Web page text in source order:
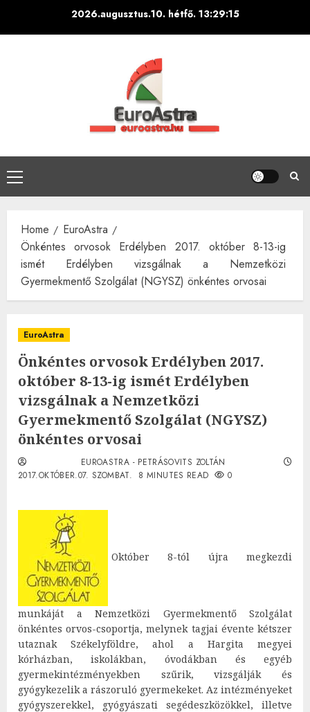
2026.augusztus.10. hétfő. 13:29:16
Primary
Menu
Home
EuroAstra
Önkéntes orvosok Erdélyben 2017. október 8-13-ig
ismét Erdélyben vizsgálnak a Nemzetközi
Gyermekmentő Szolgálat (NGYSZ) önkéntes orvosai
EuroAstra
Önkéntes orvosok Erdélyben 2017.
október 8-13-ig ismét Erdélyben
vizsgálnak a Nemzetközi
Gyermekmentő Szolgálat (NGYSZ)
önkéntes orvosai
EUROASTRA - PETRÁSOVITS ZOLTÁN
2017.OKTÓBER.07. SZOMBAT.
8 MINUTES READ 0
Október 8-tól újra megkezdi
munkáját a Nemzetközi Gyermekmentő Szolgálat
önkéntes orvos-csoportja, melynek tagjai évente kétszer
utaznak Székelyföldre, ahol a Hargita megyei
kórházban, iskolákban, óvodákban és egyéb
gyermekintézményekben szűrik, vizsgálják és
gyógykezelik a rászoruló gyermekeket. Az intézményeket
gyógyszerekkel, gyógyászati segédeszközökkel, illetve